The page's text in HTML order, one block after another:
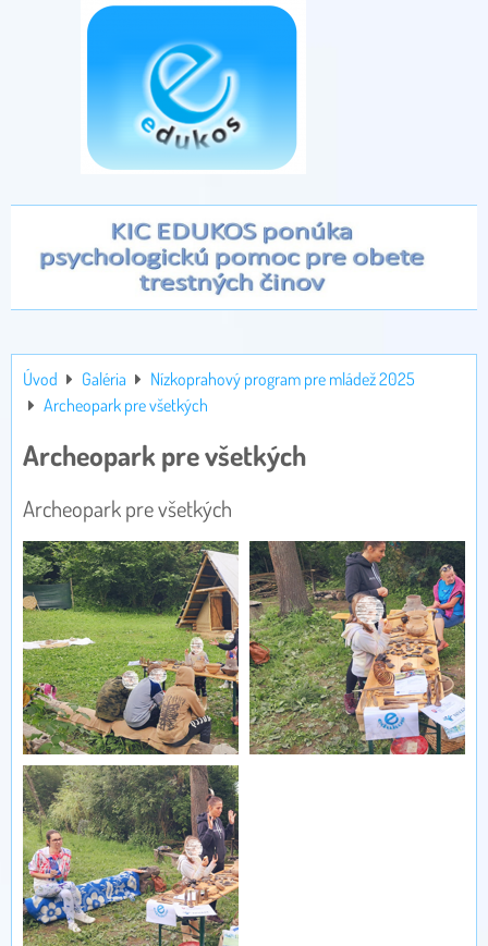
Úvod Galéria
Nízkoprahový program pre mládež 2025
Archeopark pre všetkých
Archeopark pre všetkých
Archeopark pre všetkých